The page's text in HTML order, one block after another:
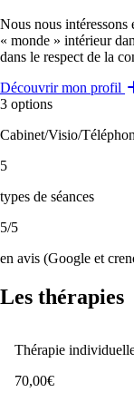
Nous nous intéressons
« monde » intérieur
dans le respect de la
Découvrir mon profil
3 options
Cabinet/Visio/
5
types de séances
5/5
en avis (Google et
Les thérapies
Thérapie
70,00€